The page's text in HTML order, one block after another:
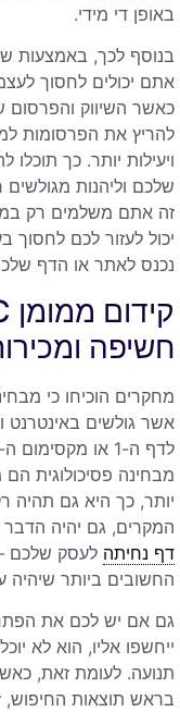
באופן די מידי.
בנוסף לכך, באמצעות
אתם יכולים לחסוך
כאשר השיווק והפרסום
להריץ את הפרסומות
ויעילות יותר. כך
שלכם וליהנות מגולשים
זה אתם משלמים רק
יכול לעזור לכם
נכנס לאתר או הדף
חשיפה
מחקרים הוכיחו כי
אשר גולשים באינטרנט
מבחינה פסיכולוגית
יותר, כך היא גם תהיה
המקרים, גם יהיה
דף נחיתה לעסק שלכם
החשובים ביותר שיהיה
גם אם יש לכם את
ייחשפו אליו, הוא לא
תנועה. לעומת זאת,
בראש תוצאות